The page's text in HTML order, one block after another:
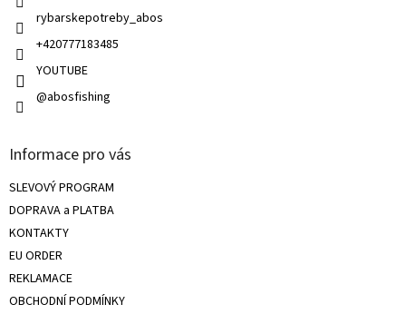
rybarskepotreby_abos
+420777183485
YOUTUBE
@abosfishing
Informace pro vás
SLEVOVÝ PROGRAM
DOPRAVA a PLATBA
KONTAKTY
EU ORDER
REKLAMACE
OBCHODNÍ PODMÍNKY